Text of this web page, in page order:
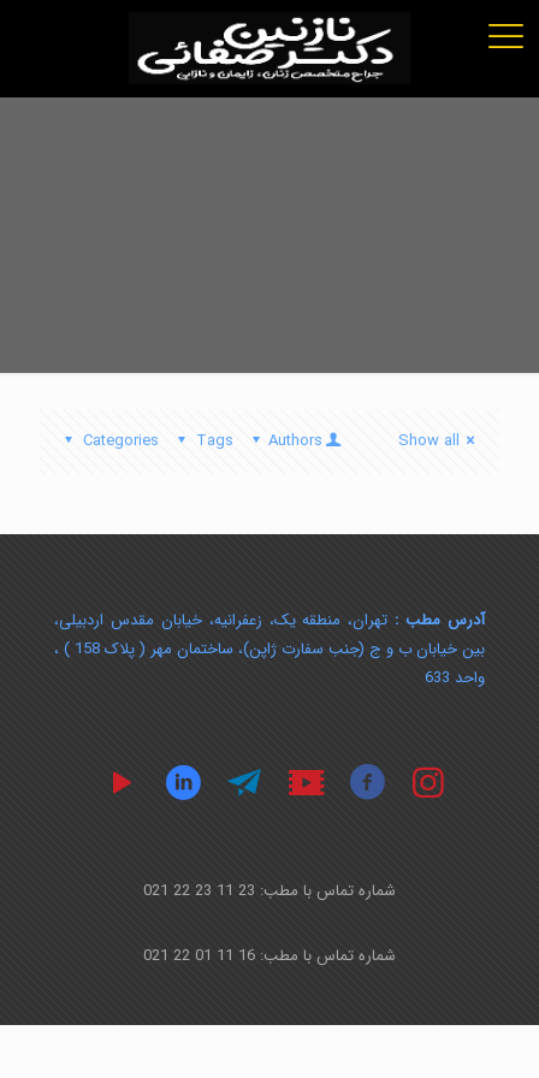
Categories Tags Authors Show all
آدرس مطب : تهران، منطقه یک، زعفرانیه، خیابان مقدس اردبیلی،
بین خیابان ب و ج (جنب سفارت ژاپن)، ساختمان مهر ( پلاک 158 ) ،
واحد 633
شماره تماس با مطب: 23 11 23 22 021
شماره تماس با مطب: 16 11 01 22 021